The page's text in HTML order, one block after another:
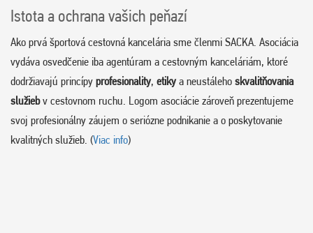
Istota a ochrana vašich peňazí
Ako prvá športová cestovná kancelária sme členmi SACKA. Asociácia
vydáva osvedčenie iba agentúram a cestovným kanceláriám, ktoré
dodržiavajú princípy profesionality, etikya neustáleho skvalitňovania
služiebv cestovnom ruchu. Logom asociácie zároveň prezentujeme
svoj profesionálny záujem o seriózne podnikanie a o poskytovanie
kvalitných služieb. (Viac info)